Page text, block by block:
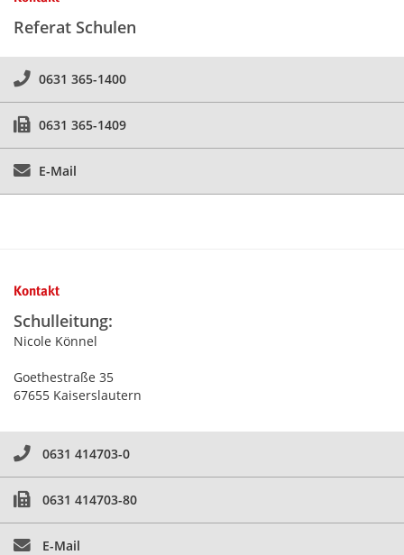
Referat Schulen
0631 365-1400
0631 365-1409
E-Mail
Kontakt
Schulleitung:
Nicole Könnel
Goethestraße 35
67655 Kaiserslautern
0631 414703-0
0631 414703-80
E-Mail